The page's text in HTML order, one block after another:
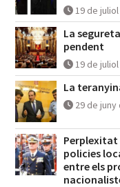
19 de
La
pendent
19 de
La
29 de juny
Perplexitat
policies
entre els